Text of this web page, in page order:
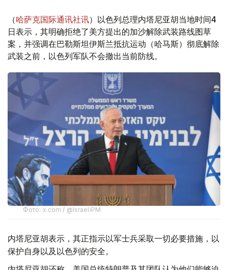
（哈萨克国际通讯社讯）以色列总理内塔尼亚胡当地时间4
日表示，其明确拒绝了美方提出的加沙解除武装路线图草
案，并强调在巴勒斯坦伊斯兰抵抗运动（哈马斯）彻底解除
武装之前，以色列军队不会撤出当前防线。
Фото: x.com / @IsraeliPM
内塔尼亚胡表示，其正指示以军士兵采取一切必要措施，以
保护自身以及以色列的安全。